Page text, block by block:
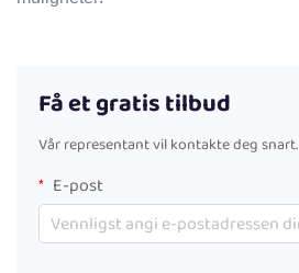
Få et gratis tilbud
Vår representant vil kontakte deg snart.
E-post